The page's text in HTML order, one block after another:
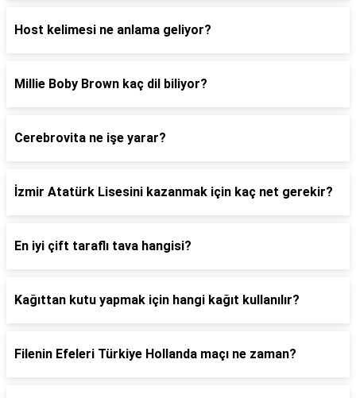
Host kelimesi ne anlama geliyor?
Millie Boby Brown kaç dil biliyor?
Cerebrovita ne işe yarar?
İzmir Atatürk Lisesini kazanmak için kaç net gerekir?
En iyi çift taraflı tava hangisi?
Kağıttan kutu yapmak için hangi kağıt kullanılır?
Filenin Efeleri Türkiye Hollanda maçı ne zaman?